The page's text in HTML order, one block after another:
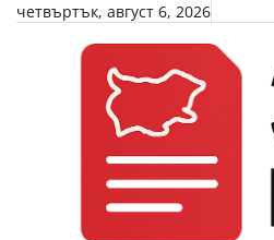
Skipчетвъртък, август 6, 2026